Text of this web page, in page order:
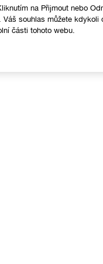
na Přijmout nebo
souhlas můžete kdykoli
části tohoto webu.